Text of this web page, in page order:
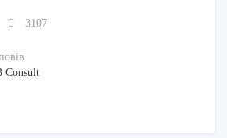
3107
Consult